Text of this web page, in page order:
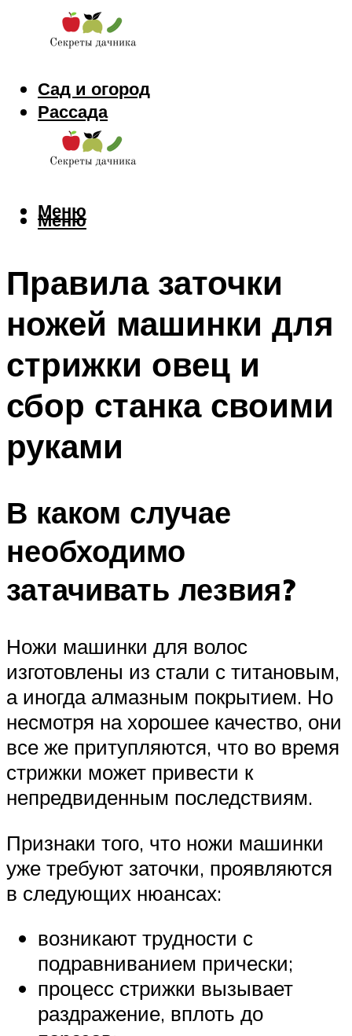
Сад и огород
Рассада
Цветы
Заготовки
Меню
Меню
Правила заточки
ножей машинки для
стрижки овец и
сбор станка своими
руками
В каком случае
необходимо
затачивать лезвия?
Ножи машинки для волос
изготовлены из стали с титановым,
а иногда алмазным покрытием. Но
несмотря на хорошее качество, они
все же притупляются, что во время
стрижки может привести к
непредвиденным последствиям.
Признаки того, что ножи машинки
уже требуют заточки, проявляются
в следующих нюансах:
возникают трудности с
подравниванием прически;
процесс стрижки вызывает
раздражение, вплоть до